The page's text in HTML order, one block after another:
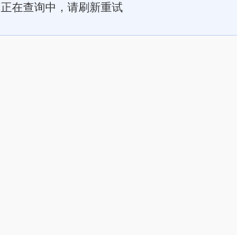
正在查询中，请刷新重试